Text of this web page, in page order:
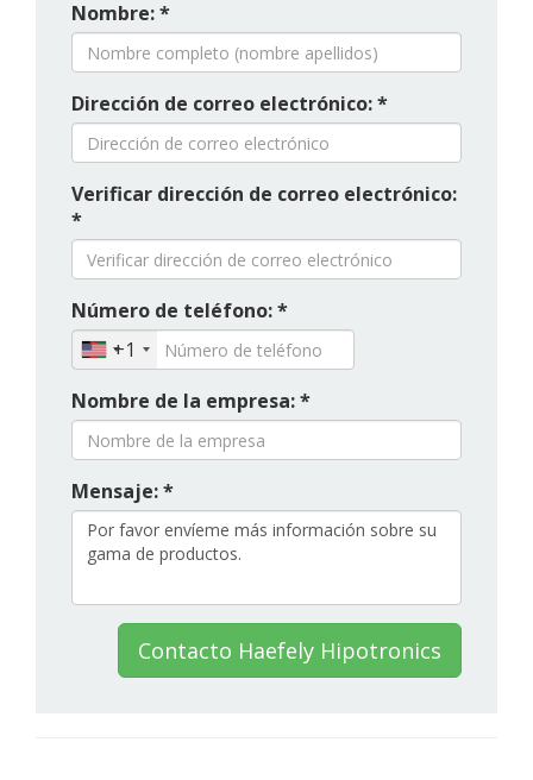
Nombre: *
Dirección de correo electrónico: *
Verificar dirección de correo electrónico:
*
Número de teléfono: *
+1
Nombre de la empresa: *
Mensaje: *
Contacto Haefely Hipotronics